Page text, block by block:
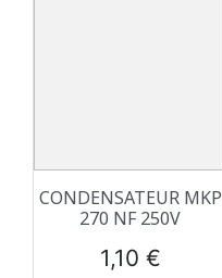
CONDENSATEUR MKP
270 NF 250V
Prix
1,10 €